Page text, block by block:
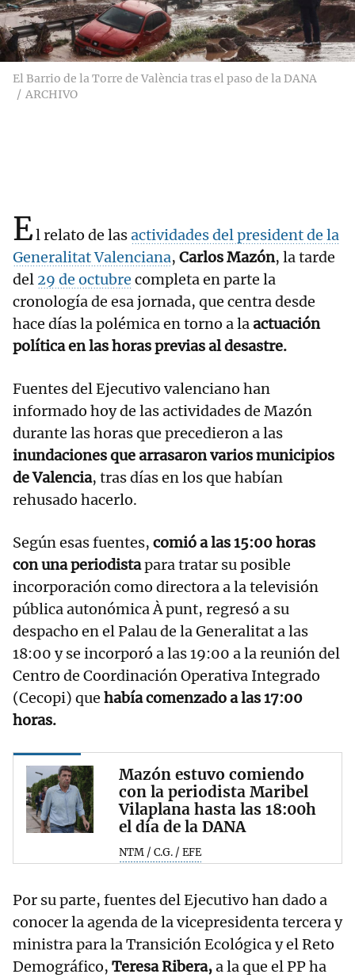
El Barrio de la Torre de València tras el paso de la DANA
ARCHIVO
El relato de lasactividades del president de la
Generalitat Valenciana, Carlos Mazón, la tarde
del 29 de octubre completa en parte la
cronología de esa jornada, que centra desde
hace días la polémica en torno a laactuación
política en las horas previas al desastre.
Fuentes del Ejecutivo valenciano han
informado hoy de las actividades de Mazón
durante las horas que precedieron a las
inundaciones que arrasaron varios municipios
de Valencia, tras días en los que habían
rehusado hacerlo.
Según esas fuentes, comió a las 15:00 horas
con una periodistapara tratar su posible
incorporación como directora a la televisión
pública autonómica À punt, regresó a su
despacho en el Palau de la Generalitat a las
18:00 y se incorporó a las 19:00 a la reunión del
Centro de Coordinación Operativa Integrado
(Cecopi) que había comenzado a las 17:00
horas.
Mazón estuvo comiendo
con la periodista Maribel
Vilaplana hasta las 18:00h
el día de la DANA
NTM / C.G. / EFE
Por su parte, fuentes del Ejecutivo han dado a
conocer la agenda de la vicepresidenta tercera y
ministra para la Transición Ecológica y el Reto
Demográfico, Teresa Ribera,a la que el PP ha